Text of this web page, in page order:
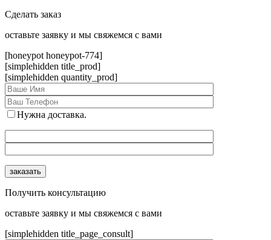
Сделать заказ
оcтавьте заявку и мы свяжемся с вами
[honeypot honeypot-774]
[simplehidden title_prod]
[simplehidden quantity_prod]
Нужна доставка.
Получить консультацию
оcтавьте заявку и мы свяжемся с вами
[simplehidden title_page_consult]